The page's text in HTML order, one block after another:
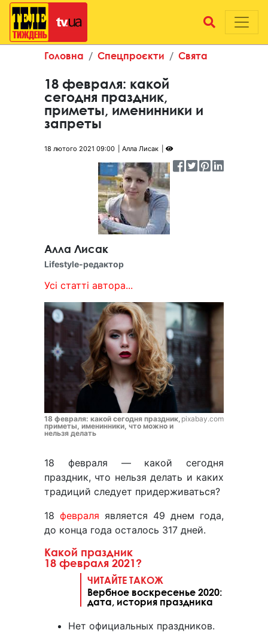
Головна Спецпроєкти Свята
18 февраля: какой
сегодня праздник,
приметы, именинники и
запреты
18 лютого 2021 09:00 Алла Лисак
Алла Лисак
Lifestyle-редактор
Усі статті автора...
18 февраля: какой сегодня праздник,
приметы, именинники, что можно и
нельзя делать
pixabay.com
18 февраля — какой сегодня
праздник, что нельзя делать и каких
традиций следует придерживаться?
18 февраля является 49 днем года,
до конца года осталось 317 дней.
Какой праздник
18 февраля 2021?
ЧИТАЙТЕ ТАКОЖ
Вербное воскресенье 2020:
дата, история праздника
Нет официальных праздников.